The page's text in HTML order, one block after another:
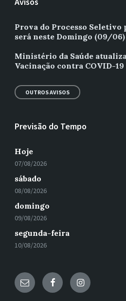
Prova do Processo Seletivo
será neste Domingo (09/06)
Ministério da Saúde
Vacinação contra COVID-19
OUTROS AVISOS
Previsão do Tempo
Hoje
07/08/2026
sábado
08/08/2026
domingo
09/08/2026
segunda-feira
10/08/2026
E- FacebookInstagram